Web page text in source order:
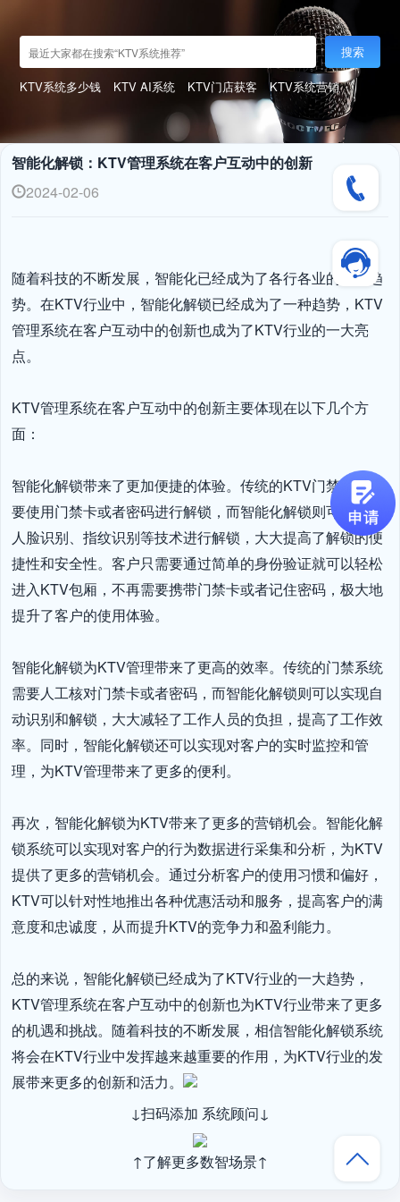
搜索
KTV系统多少钱 KTV AI系统 KTV门店获客 KTV系统营销
智能化解锁：KTV管理系统在客户互动中的创新
2024-02-06
随着科技的不断发展，智能化已经成为了各行各业的发展趋
势。在KTV行业中，智能化解锁已经成为了一种趋势，KTV
管理系统在客户互动中的创新也成为了KTV行业的一大亮
点。
KTV管理系统在客户互动中的创新主要体现在以下几个方
面：
智能化解锁带来了更加便捷的体验。传统的KTV门禁系统需
要使用门禁卡或者密码进行解锁，而智能化解锁则可以通过
人脸识别、指纹识别等技术进行解锁，大大提高了解锁的便
捷性和安全性。客户只需要通过简单的身份验证就可以轻松
进入KTV包厢，不再需要携带门禁卡或者记住密码，极大地
提升了客户的使用体验。
智能化解锁为KTV管理带来了更高的效率。传统的门禁系统
需要人工核对门禁卡或者密码，而智能化解锁则可以实现自
动识别和解锁，大大减轻了工作人员的负担，提高了工作效
率。同时，智能化解锁还可以实现对客户的实时监控和管
理，为KTV管理带来了更多的便利。
再次，智能化解锁为KTV带来了更多的营销机会。智能化解
锁系统可以实现对客户的行为数据进行采集和分析，为KTV
提供了更多的营销机会。通过分析客户的使用习惯和偏好，
KTV可以针对性地推出各种优惠活动和服务，提高客户的满
意度和忠诚度，从而提升KTV的竞争力和盈利能力。
总的来说，智能化解锁已经成为了KTV行业的一大趋势，
KTV管理系统在客户互动中的创新也为KTV行业带来了更多
的机遇和挑战。随着科技的不断发展，相信智能化解锁系统
将会在KTV行业中发挥越来越重要的作用，为KTV行业的发
展带来更多的创新和活力。
↓扫码添加 系统顾问↓
↑了解更多数智场景↑